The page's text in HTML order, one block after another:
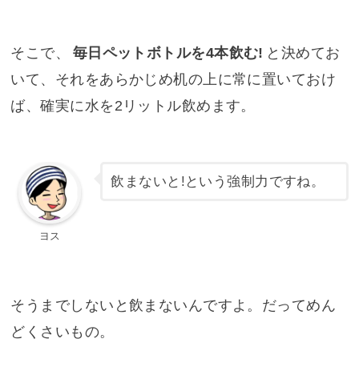
そこで、 毎日ペットボトルを4本飲む! と決めてお
いて、それをあらかじめ机の上に常に置いておけ
ば、確実に水を2リットル飲めます。
ヨス
飲まないと!という強制力ですね。
そうまでしないと飲まないんですよ。だってめん
どくさいもの。